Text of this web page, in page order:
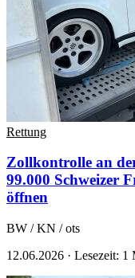
Rettung
Zollkontrolle an
99.000 Schweizer
öffnen
BW / KN / ots
12.06.2026 · Lesezeit: 1